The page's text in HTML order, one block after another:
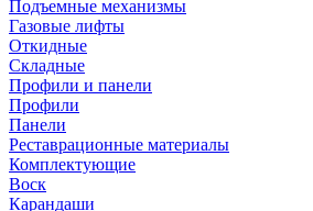
Подъемные механизмы
Газовые лифты
Откидные
Складные
Профили и панели
Профили
Панели
Реставрационные материалы
Комплектующие
Воск
Карандаши